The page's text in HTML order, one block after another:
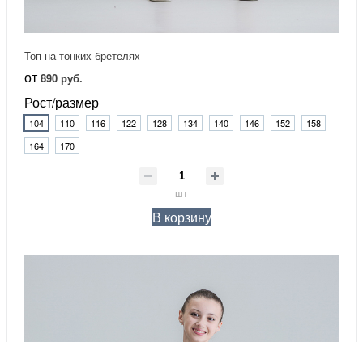
Топ на тонких бретелях
от 890 руб.
Рост/размер
104 110 116 122 128 134 140 146 152
158
164
170
шт
В корзину